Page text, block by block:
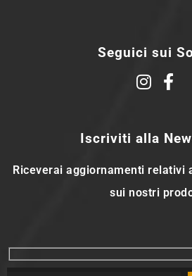
Seguici sui
Iscriviti alla
Riceverai aggiornamenti relativi
sui nostri